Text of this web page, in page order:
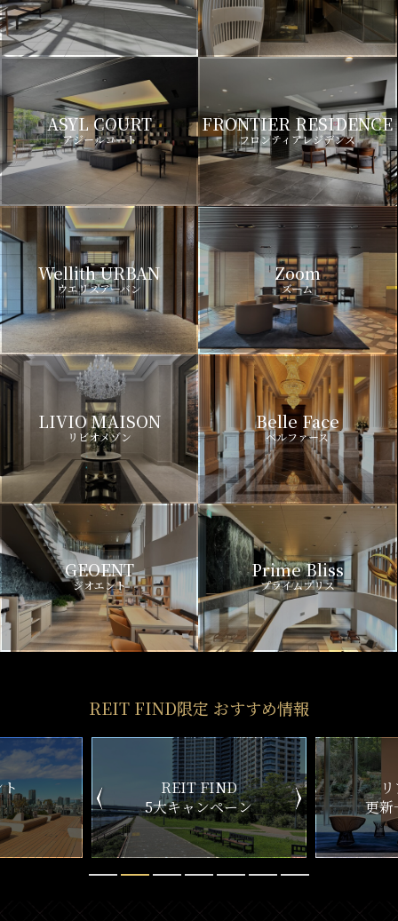
ASYL COURT
アジールコート
FRONTIER RESIDENCE
フロンティアレジデンス
Wellith URBAN
ウエリスアーバン
Zoom
ズーム
LIVIO MAISON
リビオメゾン
Belle Face
ベルファース
GEOENT
ジオエント
Prime Bliss
プライムブリス
REIT FIND限定 おすすめ情報
ン
リアルタイム
更新一覧チェック
新